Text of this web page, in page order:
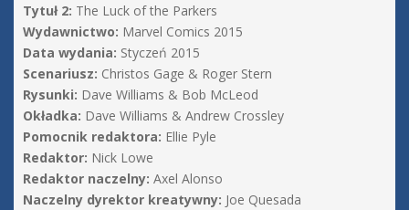
Tytuł 2: The Luck of the Parkers
Wydawnictwo: Marvel Comics 2015
Data wydania: Styczeń 2015
Scenariusz: Christos Gage & Roger Stern
Rysunki: Dave Williams & Bob McLeod
Okładka: Dave Williams & Andrew Crossley
Pomocnik redaktora: Ellie Pyle
Redaktor: Nick Lowe
Redaktor naczelny: Axel Alonso
Naczelny dyrektor kreatywny: Joe Quesada